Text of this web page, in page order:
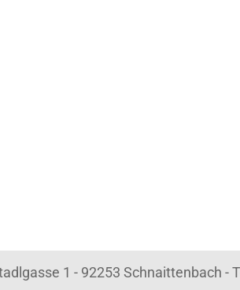
1 - 92253 Schnaittenbach -